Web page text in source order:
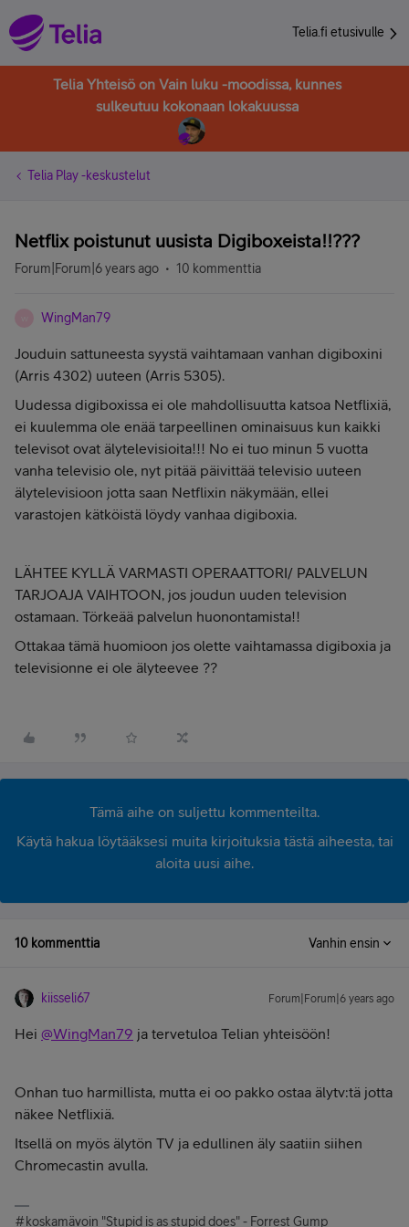
Telia.fi etusivulle
Telia Yhteisö on Vain luku -moodissa, kunnes
sulkeutuu kokonaan lokakuussa
Telia Play -keskustelut
Netflix poistunut uusista Digiboxeista!!???
Forum|Forum|6 years ago 10 kommenttia
WingMan79
Jouduin sattuneesta syystä vaihtamaan vanhan digiboxini
(Arris 4302) uuteen (Arris 5305).
Uudessa digiboxissa ei ole mahdollisuutta katsoa Netflixiä,
ei kuulemma ole enää tarpeellinen ominaisuus kun kaikki
televisot ovat älytelevisioita!!! No ei tuo minun 5 vuotta
vanha televisio ole, nyt pitää päivittää televisio uuteen
älytelevisioon jotta saan Netflixin näkymään, ellei
varastojen kätköistä löydy vanhaa digiboxia.
LÄHTEE KYLLÄ VARMASTI OPERAATTORI/ PALVELUN
TARJOAJA VAIHTOON, jos joudun uuden television
ostamaan. Törkeää palvelun huonontamista!!
Ottakaa tämä huomioon jos olette vaihtamassa digiboxia ja
televisionne ei ole älyteevee ??
Tämä aihe on suljettu kommenteilta.
Käytä hakua löytääksesi muita kirjoituksia tästä aiheesta, tai
aloita uusi aihe.
10 kommenttia Vanhin ensin
kiisseli67 Forum|Forum|6 years ago
Hei @WingMan79 ja tervetuloa Telian yhteisöön!
Onhan tuo harmillista, mutta ei oo pakko ostaa älytv:tä jotta
näkee Netflixiä.
Itsellä on myös älytön TV ja edullinen äly saatiin siihen
Chromecastin avulla.
#koskamävoin "Stupid is as stupid does" - Forrest Gump